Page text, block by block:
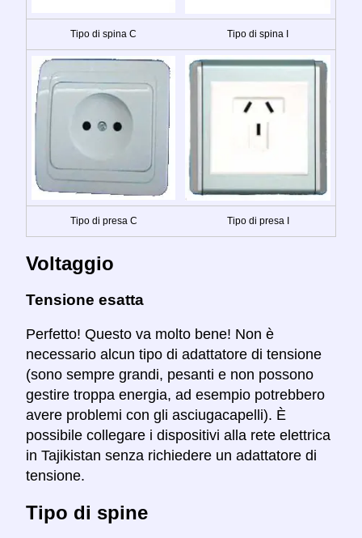
Tipo di spina C Tipo di spina I
Tipo di presa C Tipo di presa I
Voltaggio
Tensione esatta
Perfetto! Questo va molto bene! Non è
necessario alcun tipo di adattatore di tensione
(sono sempre grandi, pesanti e non possono
gestire troppa energia, ad esempio potrebbero
avere problemi con gli asciugacapelli). È
possibile collegare i dispositivi alla rete elettrica
in Tajikistan senza richiedere un adattatore di
tensione.
Tipo di spine